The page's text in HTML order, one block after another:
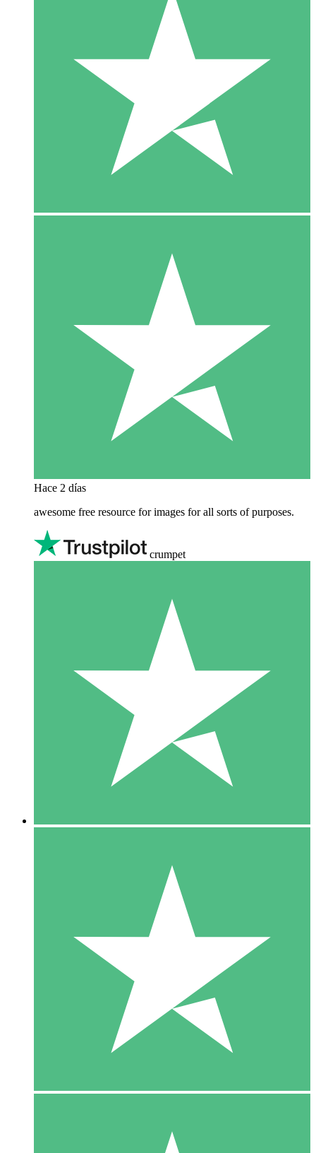
Hace 2 días
awesome free resource for images for all sorts of purposes.
crumpet